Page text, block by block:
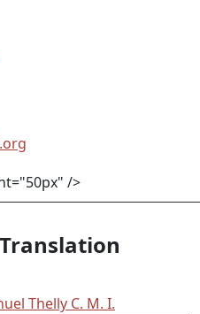
/>
Translation
Thelly C. M. I.